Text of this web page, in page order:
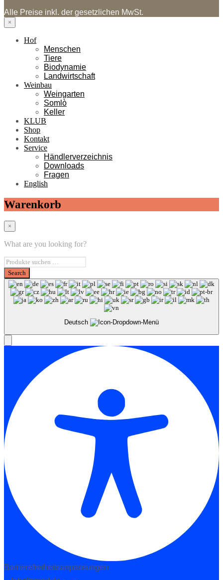
Alle Preise inkl. der gesetzlichen MwSt.
×
Hof
Menschen
Tiere
Biodynamie
Landwirtschaft
Weinbau
Weingarten
Somlò
Keller
KLUB
Shop
Kontakt
Service
Händlerverzeichnis
Downloads
Fragen
English
Warenkorb
×
What are you looking for?
Deutsch
Barrierefreiheitsanpassungen